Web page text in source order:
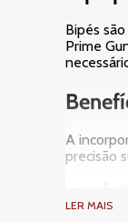
Bipés
Prime
A
precisão
em
LER MAIS